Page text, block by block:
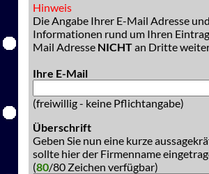
Hinweis
Die Angabe Ihrer E-Mail Adresse
Informationen rund um Ihren
Mail Adresse NICHTan Dritte
Ihre E-Mail
(freiwillig - keine Pflichtangabe)
Überschrift
Geben Sie nun eine kurze
sollte hier der Firmenname
(80/80 Zeichen verfügbar)